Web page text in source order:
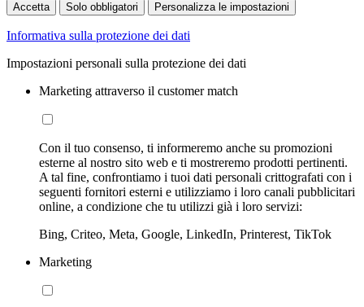
Accetta Solo obbligatori Personalizza le impostazioni
Informativa sulla protezione dei dati
Impostazioni personali sulla protezione dei dati
Marketing attraverso il customer match
Con il tuo consenso, ti informeremo anche su promozioni
esterne al nostro sito web e ti mostreremo prodotti pertinenti.
A tal fine, confrontiamo i tuoi dati personali crittografati con i
seguenti fornitori esterni e utilizziamo i loro canali pubblicitari
online, a condizione che tu utilizzi già i loro servizi:
Bing, Criteo, Meta, Google, LinkedIn, Printerest, TikTok
Marketing